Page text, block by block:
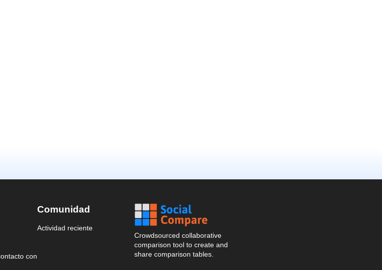
con
Comunidad
Actividad reciente
Crowdsourced collaborative
comparison tool to create and
share comparison tables.